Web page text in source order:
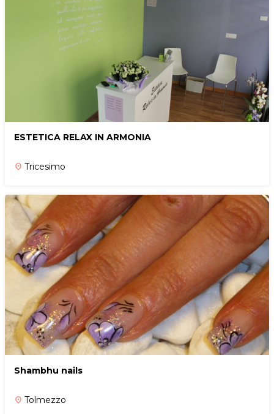
ESTETICA RELAX IN ARMONIA
place Tricesimo
Shambhu nails
place Tolmezzo